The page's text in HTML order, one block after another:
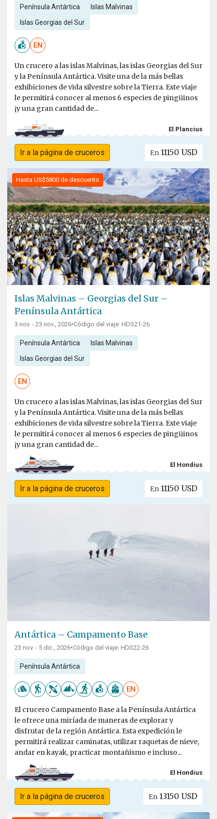
Península Antártica Islas Malvinas
Islas Georgias del Sur
EN
Un crucero a las islas Malvinas, las islas Georgias del Sur
y la Península Antártica. Visite una de la más bellas
exhibiciones de vida silvestre sobre la Tierra. Este viaje
le permitirá conocer al menos 6 especies de pingüinos
¡y una gran cantidad de...
El Plancius
Ir a la página de cruceros En 11150 USD
Hasta US$5800 de descuento
Islas Malvinas – Georgias del Sur –
Península Antártica
3 nov. - 23 nov., 2026•Código del viaje: HDS21-26
Península Antártica Islas Malvinas
Islas Georgias del Sur
EN
Un crucero a las islas Malvinas, las islas Georgias del Sur
y la Península Antártica. Visite una de la más bellas
exhibiciones de vida silvestre sobre la Tierra. Este viaje
le permitirá conocer al menos 6 especies de pingüinos
¡y una gran cantidad de...
El Hondius
Ir a la página de cruceros En 11150 USD
Antártica – Campamento Base
23 nov. - 5 dic., 2026•Código del viaje: HDS22-26
Península Antártica
EN
El crucero Campamento Base a la Península Antártica
le ofrece una miríada de maneras de explorar y
disfrutar de la región Antártica. Esta expedición le
permitirá realizar caminatas, utilizar raquetas de nieve,
andar en kayak, practicar montañismo e incluso...
El Hondius
Ir a la página de cruceros En 13150 USD